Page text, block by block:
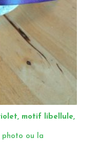
motif libellule,
photo ou la